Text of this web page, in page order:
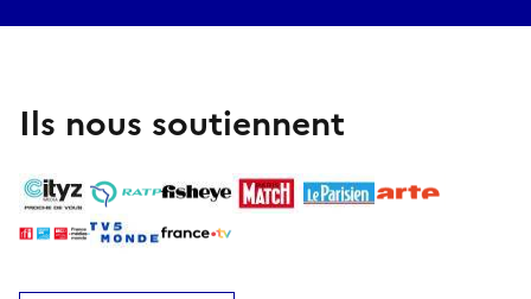
Ils nous soutiennent